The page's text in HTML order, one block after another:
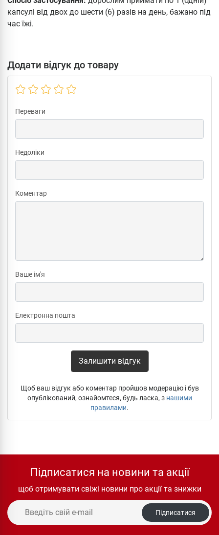
капсулі від двох до шести (6) разів на день, бажано під
час їжі.
Додати відгук до товару
Переваги
Недоліки
Коментар
Ваше ім'я
Електронна пошта
Залишити відгук
Щоб ваш відгук або коментар пройшов модерацію і був
опублікований, ознайомтеся, будь ласка, з нашими
правилами.
Підписатися на новини та акції
щоб отримувати свіжі новини про акції та знижки
Підписатися